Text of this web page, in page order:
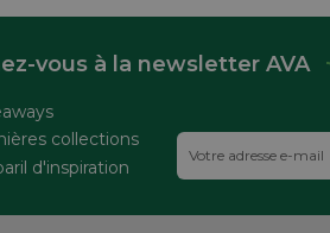
vous à la newsletter AVA
collections
d'inspiration